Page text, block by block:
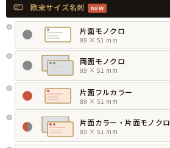
欧米サイズ名刺 NEW
片面モノクロ
89 × 51 mm
両面モノクロ
89 × 51 mm
片面フルカラー
89 × 51 mm
片面カラー・片面モノクロ
89 × 51 mm